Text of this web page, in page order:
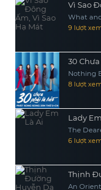
Vì Sao
What
9 lượt
30
Nothing
8 lượt
Lady
The
6 lượt
Thịnh
An